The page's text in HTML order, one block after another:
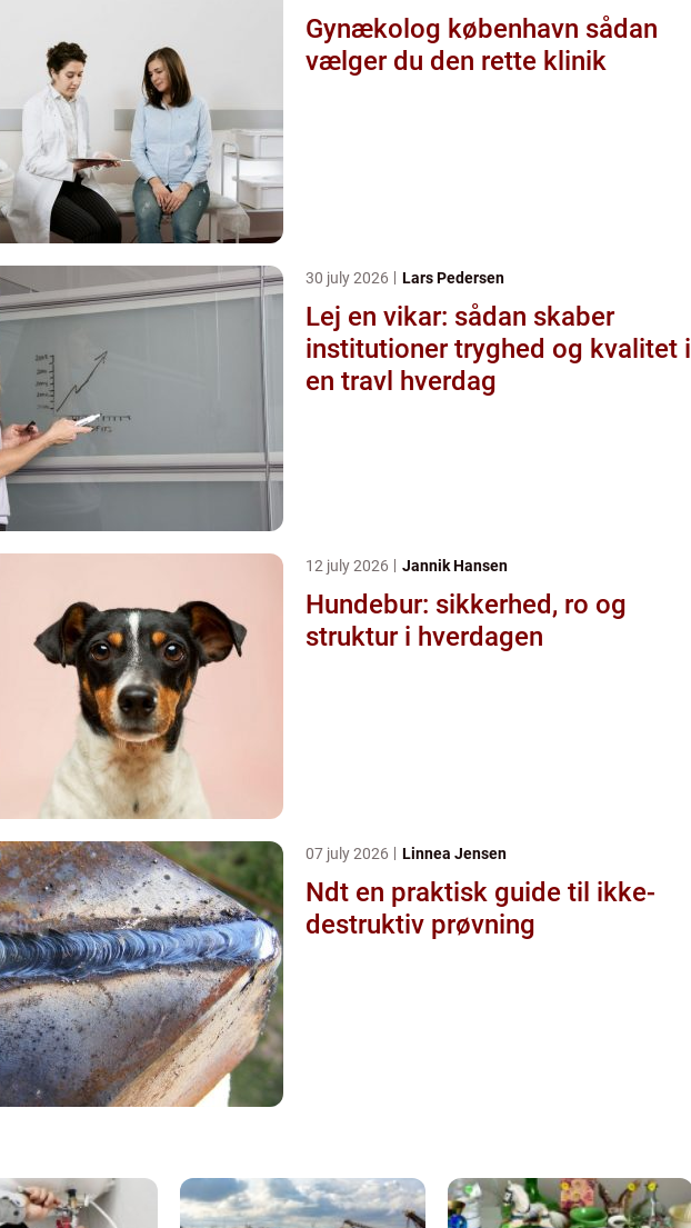
Gynækolog københavn sådan
vælger du den rette klinik
30 july 2026 Lars Pedersen
Lej en vikar: sådan skaber
institutioner tryghed og kvalitet i
en travl hverdag
12 july 2026 Jannik Hansen
Hundebur: sikkerhed, ro og
struktur i hverdagen
07 july 2026 Linnea Jensen
Ndt en praktisk guide til ikke-
destruktiv prøvning